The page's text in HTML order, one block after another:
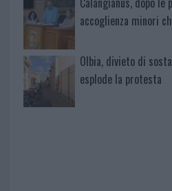
accoglienza minori
Olbia, divieto di
esplode la protesta